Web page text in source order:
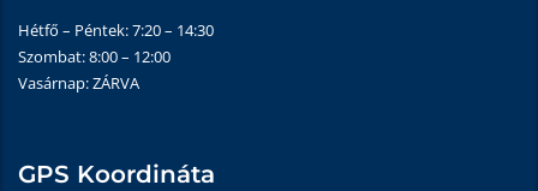
Hétfő – Péntek: 7:20 – 14:30
Szombat: 8:00 – 12:00
Vasárnap: ZÁRVA
GPS Koordináta